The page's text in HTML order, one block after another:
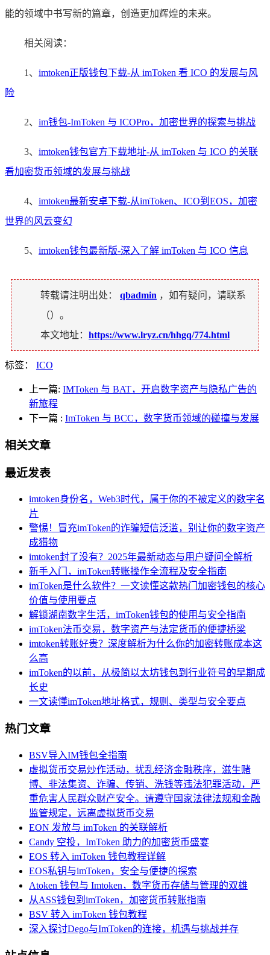
能的领域中书写新的篇章，创造更加辉煌的未来。
相关阅读：
1、 imtoken正版钱包下载-从 imToken 看 ICO 的发展与风
险
2、 im钱包-ImToken 与 ICOPro，加密世界的探索与挑战
3、 imtoken钱包官方下载地址-从 imToken 与 ICO 的关联
看加密货币领域的发展与挑战
4、 imtoken最新安卓下载-从imToken、ICO到EOS，加密
世界的风云变幻
5、 imtoken钱包最新版-深入了解 imToken 与 ICO 信息
转载请注明出处： qbadmin ，如有疑问，请联系
（）。
本文地址： https://www.lryz.cn/hhgq/774.html
标签： ICO
上一篇: IMToken 与 BAT，开启数字资产与隐私广告的
新旅程
下一篇 : ImToken 与 BCC，数字货币领域的碰撞与发展
相关文章
最近发表
imtoken身份名，Web3时代，属于你的不被定义的数字名
片
警惕！冒充imToken的诈骗短信泛滥，别让你的数字资产
成猎物
imtoken封了没有？2025年最新动态与用户疑问全解析
新手入门，imToken转账操作全流程及安全指南
imToken是什么软件？一文读懂这款热门加密钱包的核心
价值与使用要点
解锁湖南数字生活，imToken钱包的使用与安全指南
imToken法币交易，数字资产与法定货币的便捷桥梁
imtoken转账好贵？深度解析为什么你的加密转账成本这
么高
imToken的以前，从极简以太坊钱包到行业符号的早期成
长史
一文读懂imToken地址格式，规则、类型与安全要点
热门文章
BSV导入IM钱包全指南
虚拟货币交易炒作活动，扰乱经济金融秩序，滋生赌
博、非法集资、诈骗、传销、洗钱等违法犯罪活动，严
重危害人民群众财产安全。请遵守国家法律法规和金融
监管规定，远离虚拟货币交易
EON 发放与 imToken 的关联解析
Candy 空投，ImToken 助力的加密货币盛宴
EOS 转入 imToken 钱包教程详解
EOS私钥与imToken，安全与便捷的探索
Atoken 钱包与 Imtoken，数字货币存储与管理的双雄
从ASS钱包到imToken，加密货币转账指南
BSV 转入 imToken 钱包教程
深入探讨Dego与ImToken的连接，机遇与挑战并存